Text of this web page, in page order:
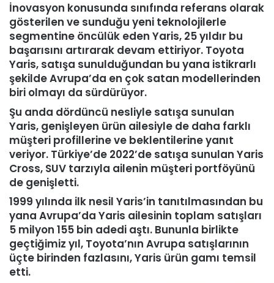
İnovasyon konusunda sınıfında referans olarak
gösterilen ve sunduğu yeni teknolojilerle
segmentine öncülük eden Yaris, 25 yıldır bu
başarısını artırarak devam ettiriyor. Toyota
Yaris, satışa sunulduğundan bu yana istikrarlı
şekilde Avrupa’da en çok satan modellerinden
biri olmayı da sürdürüyor.
Şu anda dördüncü nesliyle satışa sunulan
Yaris, genişleyen ürün ailesiyle de daha farklı
müşteri profillerine ve beklentilerine yanıt
veriyor. Türkiye’de 2022’de satışa sunulan Yaris
Cross, SUV tarzıyla ailenin müşteri portföyünü
de genişletti.
1999 yılında ilk nesil Yaris’in tanıtılmasından bu
yana Avrupa’da Yaris ailesinin toplam satışları
5 milyon 155 bin adedi aştı. Bununla birlikte
geçtiğimiz yıl, Toyota’nın Avrupa satışlarının
üçte birinden fazlasını, Yaris ürün gamı temsil
etti.